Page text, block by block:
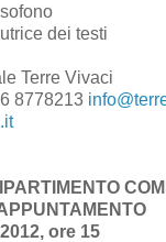
dei testi
Terre Vivaci
8778213
ore 15